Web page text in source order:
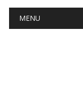
Main
MENU